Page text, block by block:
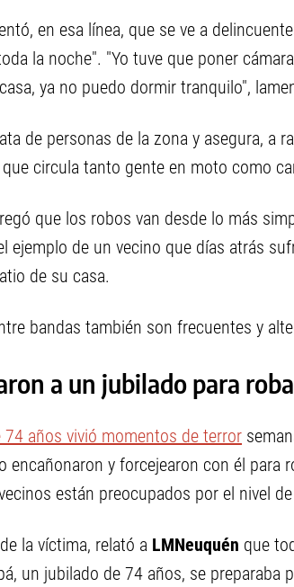
en esa línea, que se ve a
la noche". "Yo tuve que poner
ya no puedo dormir tranquilo",
de personas de la zona y asegura, a
que circula tanto gente en moto como
que los robos van desde lo más
ejemplo de un vecino que días atrás
de su casa.
bandas también son frecuentes y
a un jubilado para
74 años vivió momentos de terror
encañonaron y forcejearon con él para
están preocupados por el nivel
la víctima, relató a LMNeuquén que
un jubilado de 74 años, se preparaba